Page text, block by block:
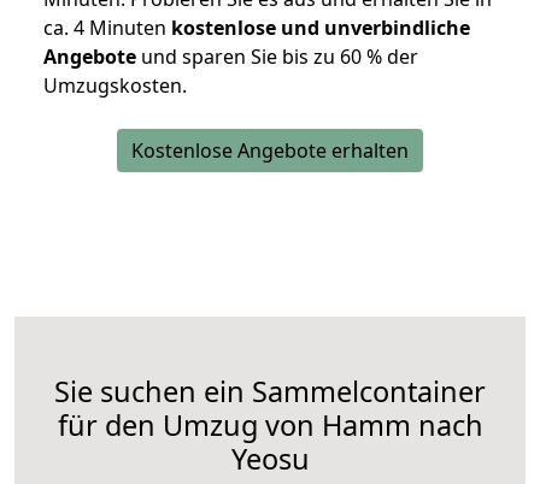
ca. 4 Minuten kostenlose und unverbindliche
Angebote und sparen Sie bis zu 60 % der
Umzugskosten.
Kostenlose Angebote erhalten
Sie suchen ein Sammelcontainer
für den Umzug von Hamm nach
Yeosu